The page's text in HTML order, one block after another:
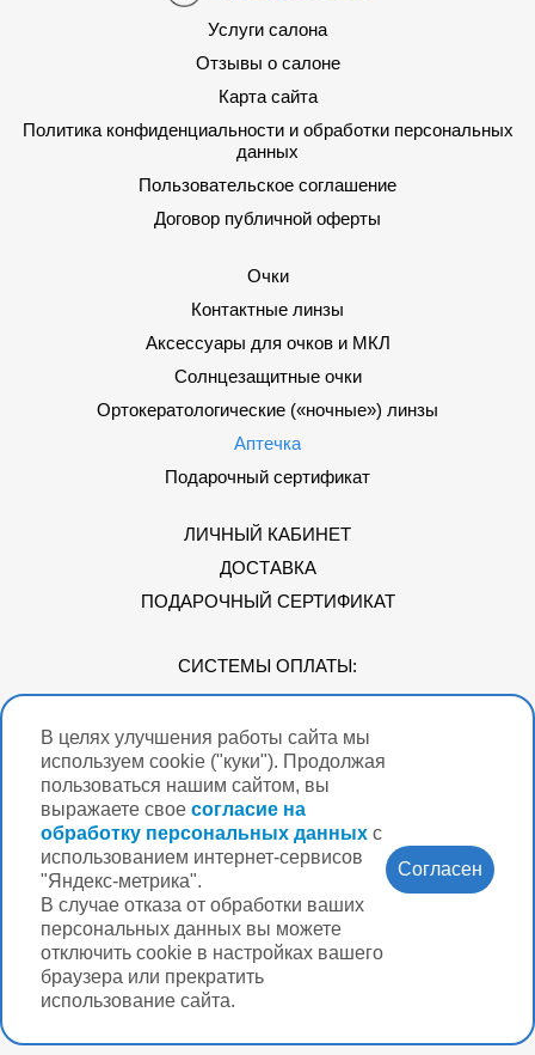
В целях улучшения работы сайта мы
используем cookie ("куки"). Продолжая
пользоваться нашим сайтом, вы
выражаете свое согласие на
обработку персональных данных с
использованием интернет-сервисов
"Яндекс-метрика".
В случае отказа от обработки ваших
персональных данных вы можете
отключить cookie в настройках вашего
браузера или прекратить
использование сайта.
Согласен
Услуги салона
Отзывы о салоне
Карта сайта
Политика конфиденциальности и обработки персональных
данных
Пользовательское соглашение
Договор публичной оферты
Очки
Контактные линзы
Аксессуары для очков и МКЛ
Солнцезащитные очки
Ортокератологические («ночные») линзы
Аптечка
Подарочный сертификат
ЛИЧНЫЙ КАБИНЕТ
ДОСТАВКА
ПОДАРОЧНЫЙ СЕРТИФИКАТ
СИСТЕМЫ ОПЛАТЫ:
Мы в соцсетях
Версия для
Нужна помощь?
Разработка интернет-магазина Вебформат